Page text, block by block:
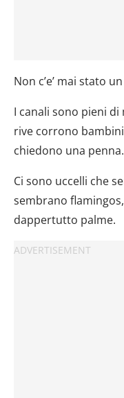
Non c’e’ mai stato
I canali sono pieni
rive corrono
chiedono una penna.
Ci sono uccelli che
sembrano
dappertutto palme.